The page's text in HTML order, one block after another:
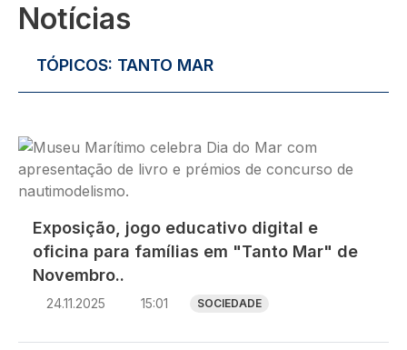
Notícias
TÓPICOS: TANTO MAR
Imagem
Exposição, jogo educativo digital e
oficina para famílias em "Tanto Mar" de
Novembro..
24.11.2025 15:01 SOCIEDADE